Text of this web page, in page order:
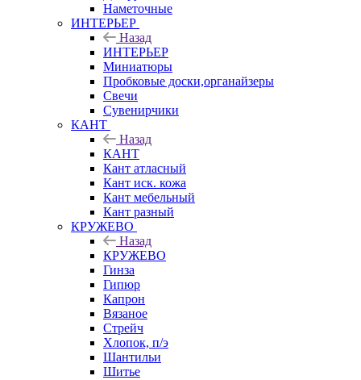
Наметочные
ИНТЕРЬЕР
Назад
ИНТЕРЬЕР
Миниатюры
Пробковые доски,органайзеры
Свечи
Сувенирчики
КАНТ
Назад
КАНТ
Кант атласный
Кант иск. кожа
Кант мебельный
Кант разный
КРУЖЕВО
Назад
КРУЖЕВО
Гинза
Гипюр
Капрон
Вязаное
Стрейч
Хлопок, п/э
Шантильи
Шитье